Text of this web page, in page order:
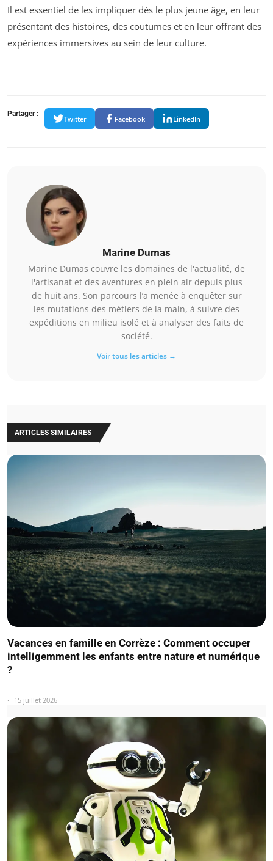
Il est essentiel de les impliquer dès le plus jeune âge, en leur
présentant des histoires, des coutumes et en leur offrant des
expériences immersives au sein de leur culture.
Partager :
Twitter Facebook LinkedIn
Marine Dumas
Marine Dumas couvre les domaines de l'actualité, de
l'artisanat et des aventures en plein air depuis plus
de huit ans. Son parcours l’a menée à enquêter sur
les mutations des métiers de la main, à suivre des
expéditions en milieu isolé et à analyser des faits de
société.
Voir tous les articles →
ARTICLES SIMILAIRES
Vacances en famille en Corrèze : Comment occuper
intelligemment les enfants entre nature et numérique
?
15 juillet 2026